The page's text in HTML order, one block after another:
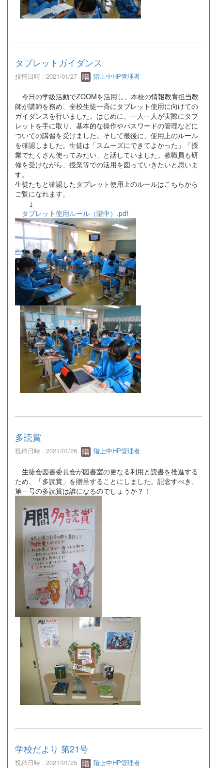
タブレットガイダンス
投稿日時 : 2021/01/27 階上中HP管理者
今日の学級活動でZOOMを活用し、本校の情報教育担当教
師が講師を務め、全校生徒一斉にタブレット使用に向けての
ガイダンスを行いました。はじめに、一人一人が実際にタブ
レットを手に取り、基本的な操作やパスワードの管理などに
ついての講習を受けました。そして最後に、使用上のルール
を確認しました。生徒は「スムーズにできてよかった」「授
業でたくさん使ってみたい」と話していました。教職員も研
修を受けながら、授業等での活用を図っていきたいと思いま
す。
生徒たちと確認したタブレット使用上のルールはこちらから
ご覧になれます。
↓
タブレット使用ルール（階中）.pdf
多読賞
投稿日時 : 2021/01/26 階上中HP管理者
生徒会図書委員会が図書室の更なる利用と読書を推進する
ため、「多読賞」を贈呈することにしました。記念すべき、
第一号の多読賞は誰になるのでしょうか？！
学校だより 第21号
投稿日時 : 2021/01/25 階上中HP管理者